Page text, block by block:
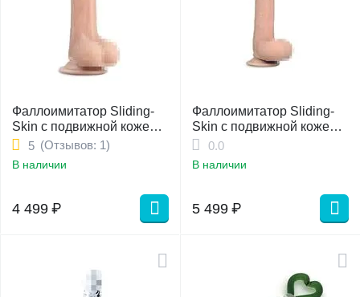
Фаллоимитатор Sliding-
Skin с подвижной кожей
17,7 (Отзывов: 1)
5
В наличии
4 499 ₽
Фаллоимитатор Sliding-
Skin с подвижной кожей
22,8см
0.0
В наличии
5 499 ₽